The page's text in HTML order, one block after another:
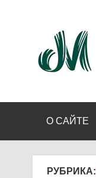
О САЙТЕ
РУБРИКА: